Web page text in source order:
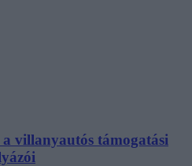
villanyautós támogatási